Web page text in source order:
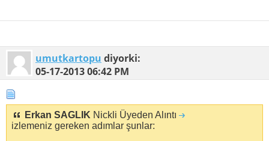
umutkartopu diyorki:
05-17-201306:42 PM
Erkan SAGLIK Nickli Üyeden Alıntı
izlemeniz gereken adımlar şunlar: